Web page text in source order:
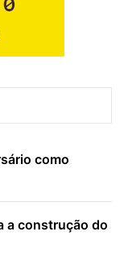
como
a construção do